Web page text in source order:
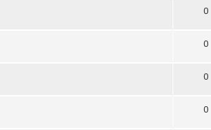
0
0
0
0